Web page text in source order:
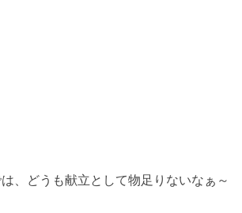
、どうも献立として物足りないなぁ～